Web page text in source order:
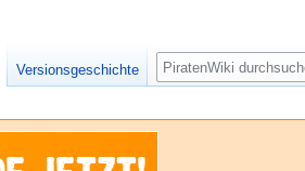
Versionsgeschichte Suche